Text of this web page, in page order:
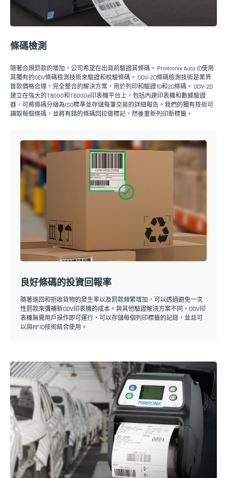
條碼檢測
隨著合規罰款的增加，公司希望在出貨前驗證其條碼。 Printronix Auto ID使用
其獨有的ODV條碼檢測技術來驗證和校驗條碼。 ODV-2D條碼檢測技術是業界
首款價格合理，完全整合的解決方案，用於列印和驗證1D和2D條碼。 ODV-2D
建立在強大的T8000和T6000e印表機平台上，包括內建印表機和數據驗證
器，可將條碼分級為ISO標準並存儲每筆交易的詳細報告。我們的獨有技術可
讀取每個條碼，並將有錯的條碼回拉做標記，然後重新列印新標籤。
良好條碼的投資回報率
隨著退回和拒收貨物的發生率以及罰款頻繁增加，可以透過避免一次
性罰款來彌補新ODV印表機的成本。與其他驗證解決方案不同，ODV印
表機無需用戶操作即可運行，可以存儲每個列印標籤的記錄，並且可
以與RFID技術結合使用。